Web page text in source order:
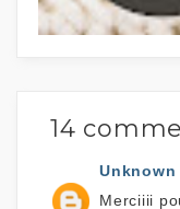
14
Unknown
Merciiii